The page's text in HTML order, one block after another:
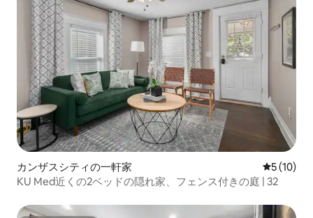
カンザスシティの一軒家 レビュー
5 (10)
KU Med近くの2ベッドの隠れ家、フェンス付きの庭 | 32